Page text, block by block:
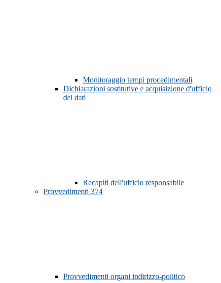
Monitoraggio tempi procedimentali
Dichiarazioni sostitutive e acquisizione d'ufficio
dei dati
Recapiti dell'ufficio responsabile
Provvedimenti 374
Provvedimenti organi indirizzo-politico